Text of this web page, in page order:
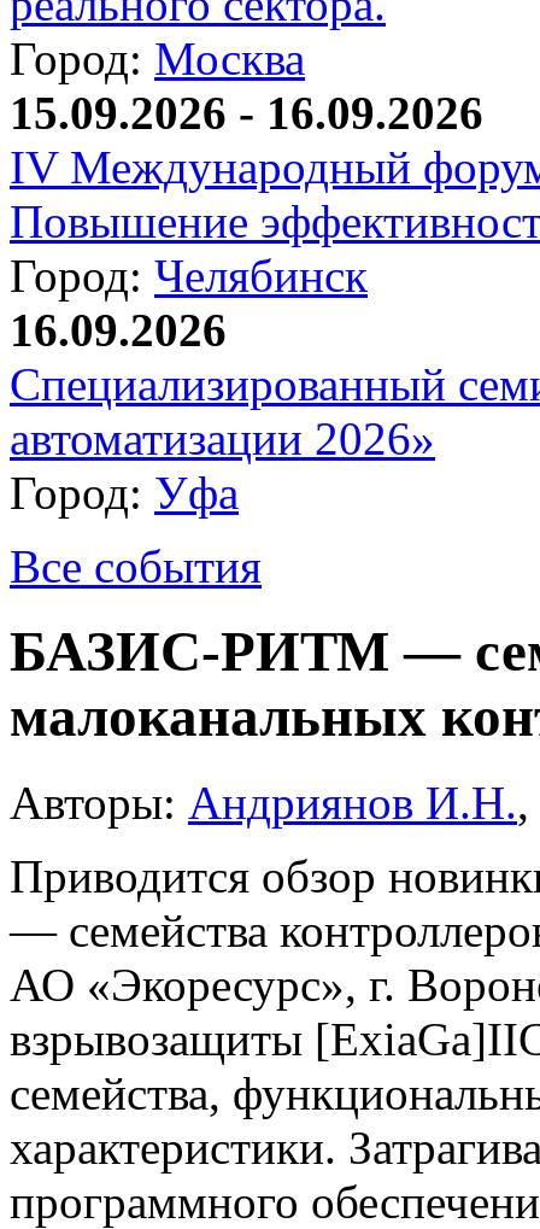
Город: Москва
15.09.2026 - 16.09.2026
IV Международный
Повышение
Город: Челябинск
16.09.2026
Специализированный
автоматизации 2026»
Город: Уфа
Все события
БАЗИС-РИТМ —
малоканальных
Авторы: Андриянов И.Н.,
Приводится обзор
— семейства
АО «Экоресурс», г.
взрывозащиты
семейства,
характеристики.
прог­раммного